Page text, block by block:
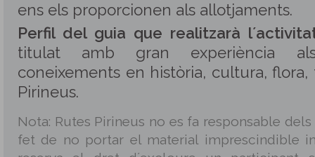
ens els proporcionen als allotjaments.
Perfil del guia que realitzarà
titulat amb gran experiència
coneixements en història, cultura,
Pirineus.
Nota: Rutes Pirineus no es fa responsable
fet de no portar el material imprescindible